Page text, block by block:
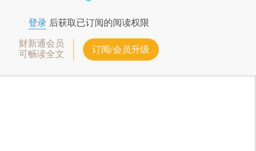
登录后获取已订阅的阅读权限
财新通会员
可畅读全文
订阅/会员升级